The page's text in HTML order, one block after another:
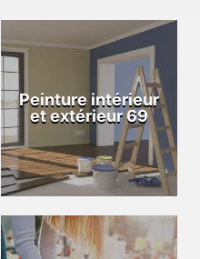
Peinture intérieur
et extérieur 69